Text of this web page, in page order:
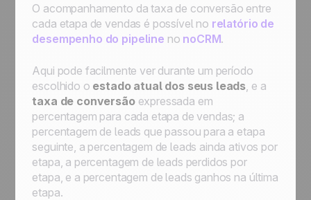
O acompanhamento da taxa de conversão entre
cada etapa de vendas é possível no relatório de
desempenho do pipeline no noCRM.
Aqui pode facilmente ver durante um período
escolhido o estado atual dos seus leads , e a
taxa de conversãoexpressada em
percentagem para cada etapa de vendas; a
percentagem de leads que passou para a etapa
seguinte, a percentagem de leads ainda ativos por
etapa, a percentagem de leads perdidos por
etapa, e a percentagem de leads ganhos na última
etapa.